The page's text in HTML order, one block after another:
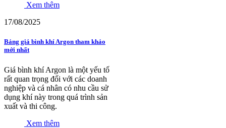
Xem thêm
17/08/2025
Bảng giá bình khí Argon tham khảo
mới nhất
Giá bình khí Argon là một yếu tố
rất quan trọng đối với các doanh
nghiệp và cá nhân có nhu cầu sử
dụng khí này trong quá trình sản
xuất và thi công.
Xem thêm